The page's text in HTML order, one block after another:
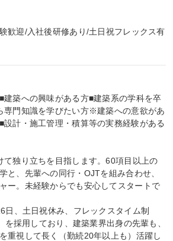
歓迎/入社後研修あり/土日祝フレックス有
建築への興味がある方■建築系の学科を卒
専門知識を学びたい方※建築への意欲があ
設計・施工管理・積算等の実務経験がある
て独り立ちを目指します。60項目以上の
と、先輩への同行・OJTを組み合わせ、
ー。未経験からでも安心してスタートで
日、土日祝休み、フレックスタイム制
を採用しており、建築業界出身の先輩も、
重視して長く（勤続20年以上も）活躍し